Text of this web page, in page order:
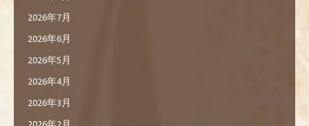
2026年7月
2026年6月
2026年5月
2026年4月
2026年3月